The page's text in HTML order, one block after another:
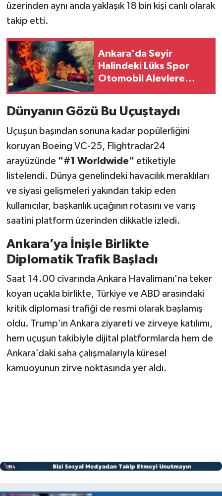
üzerinden aynı anda yaklaşık 18 bin kişi canlı olarak
takip etti.
Ankara'da Seyir
Halindeki Lüks Spor
Otomobil Alevlere
Dünyanın Gözü Bu Uçuştaydı
Uçuşun başından sonuna kadar popülerliğini
koruyan Boeing VC-25, Flightradar24
arayüzünde "#1 Worldwide" etiketiyle
listelendi. Dünya genelindeki havacılık meraklıları
ve siyasi gelişmeleri yakından takip eden
kullanıcılar, başkanlık uçağının rotasını ve varış
saatini platform üzerinden dikkatle izledi.
Ankara’ya İnişle Birlikte
Diplomatik Trafik Başladı
Saat 14.00 civarında Ankara Havalimanı'na teker
koyan uçakla birlikte, Türkiye ve ABD arasındaki
kritik diplomasi trafiği de resmi olarak başlamış
oldu. Trump’ın Ankara ziyareti ve zirveye katılımı,
hem uçuşun takibiyle dijital platformlarda hem de
Ankara’daki saha çalışmalarıyla küresel
kamuoyunun zirve noktasında yer aldı.